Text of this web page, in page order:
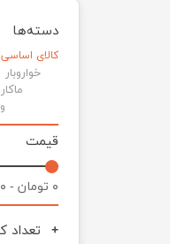
دسته‌ها
کالای اساسی
خواروبار
قیمت
۰ تومان - ۸۴۵,۰۰۰ تومان
تعداد